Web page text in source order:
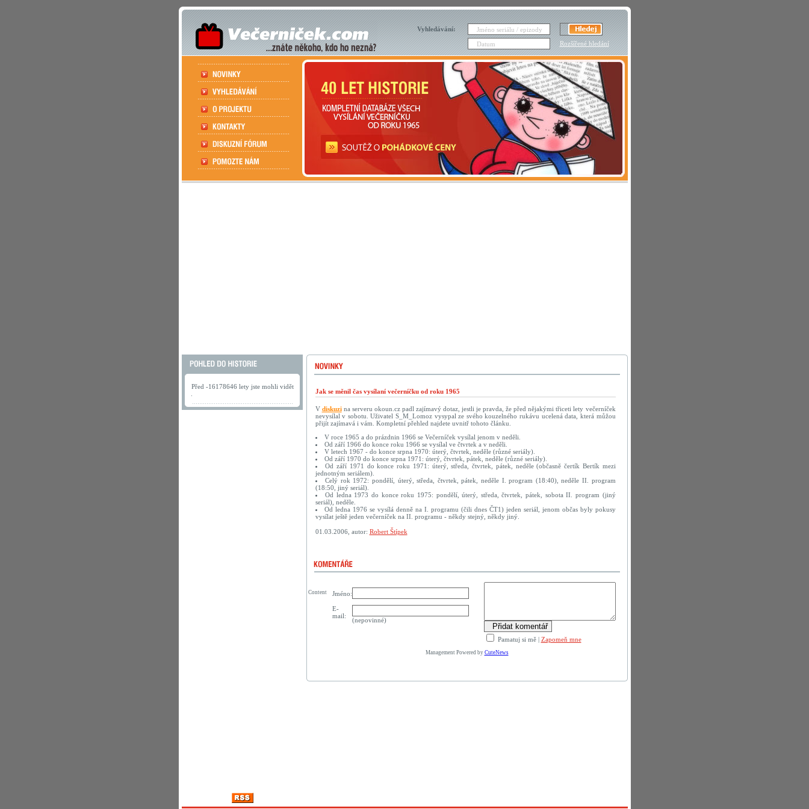
Vyhledávání:
Rozšířené hledání
Před -16178646 lety jste mohli vidět
Jak se měnil čas vysílaní večerníčku od roku 1965
V diskuzina serveru okoun.cz padl zajímavý dotaz, jestli je pravda, že před nějakými třiceti lety večerníček
nevysílal v sobotu. Uživatel S_M_Lomoz vysypal ze svého kouzelného rukávu ucelená data, která můžou
přijít zajímavá i vám. Kompletní přehled najdete uvnitř tohoto článku.
V roce 1965 a do prázdnin 1966 se Večerníček vysílal jenom v neděli.
Od září 1966 do konce roku 1966 se vysílal ve čtvrtek a v neděli.
V letech 1967 - do konce srpna 1970: úterý, čtvrtek, neděle (různé seriály).
Od září 1970 do konce srpna 1971: úterý, čtvrtek, pátek, neděle (různé seriály).
Od září 1971 do konce roku 1971: úterý, středa, čtvrtek, pátek, neděle (občasně čertík Bertík mezi
jednotným seriálem).
Celý rok 1972: pondělí, úterý, středa, čtvrtek, pátek, neděle I. program (18:40), neděle II. program
(18:50, jiný seriál).
Od ledna 1973 do konce roku 1975: pondělí, úterý, středa, čtvrtek, pátek, sobota II. program (jiný
seriál), neděle.
Od ledna 1976 se vysílá denně na I. programu (čili dnes ČT1) jeden seriál, jenom občas byly pokusy
vysílat ještě jeden večerníček na II. programu - někdy stejný, někdy jiný.
01.03.2006, autor: Robert Štípek
Jméno:
Pamatuj si mě| Zapomeň mne
E-
mail:
(nepovinné)
Content
Management Powered by CuteNews